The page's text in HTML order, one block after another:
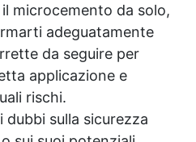
microcemento da solo,
adeguatamente
da seguire per
applicazione e
rischi.
dubbi sulla sicurezza